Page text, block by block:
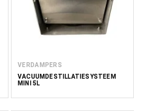
VERDAMPERS
VACUÜMDESTILLATIESYSTEEM
MINI 5L